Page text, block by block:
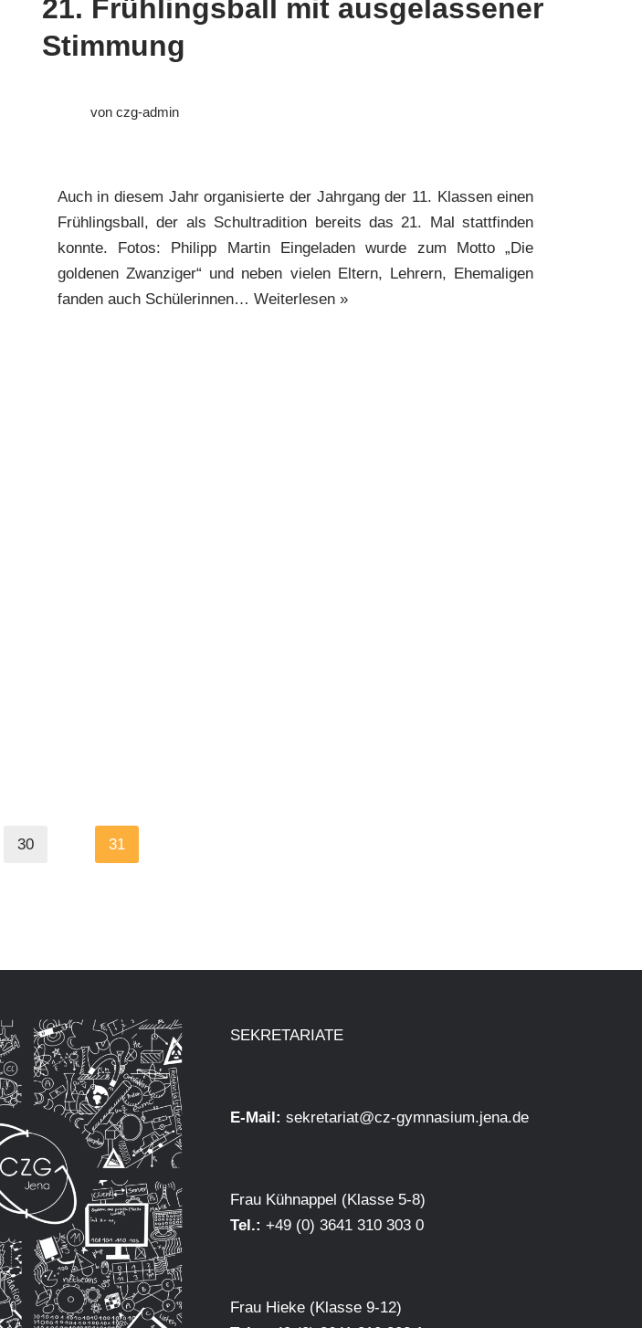
21. Frühlingsball mit ausgelassener
Stimmung
von czg-admin
Auch in diesem Jahr organisierte der Jahrgang der 11. Klassen einen
Frühlingsball, der als Schultradition bereits das 21. Mal stattfinden
konnte. Fotos: Philipp Martin Eingeladen wurde zum Motto „Die
goldenen Zwanziger“ und neben vielen Eltern, Lehrern, Ehemaligen
fanden auch Schülerinnen… Weiterlesen »
30 31
SEKRETARIATE
E-Mail: sekretariat@cz-gymnasium.jena.de
Frau Kühnappel (Klasse 5-8)
Tel.: +49 (0) 3641 310 303 0
Frau Hieke (Klasse 9-12)